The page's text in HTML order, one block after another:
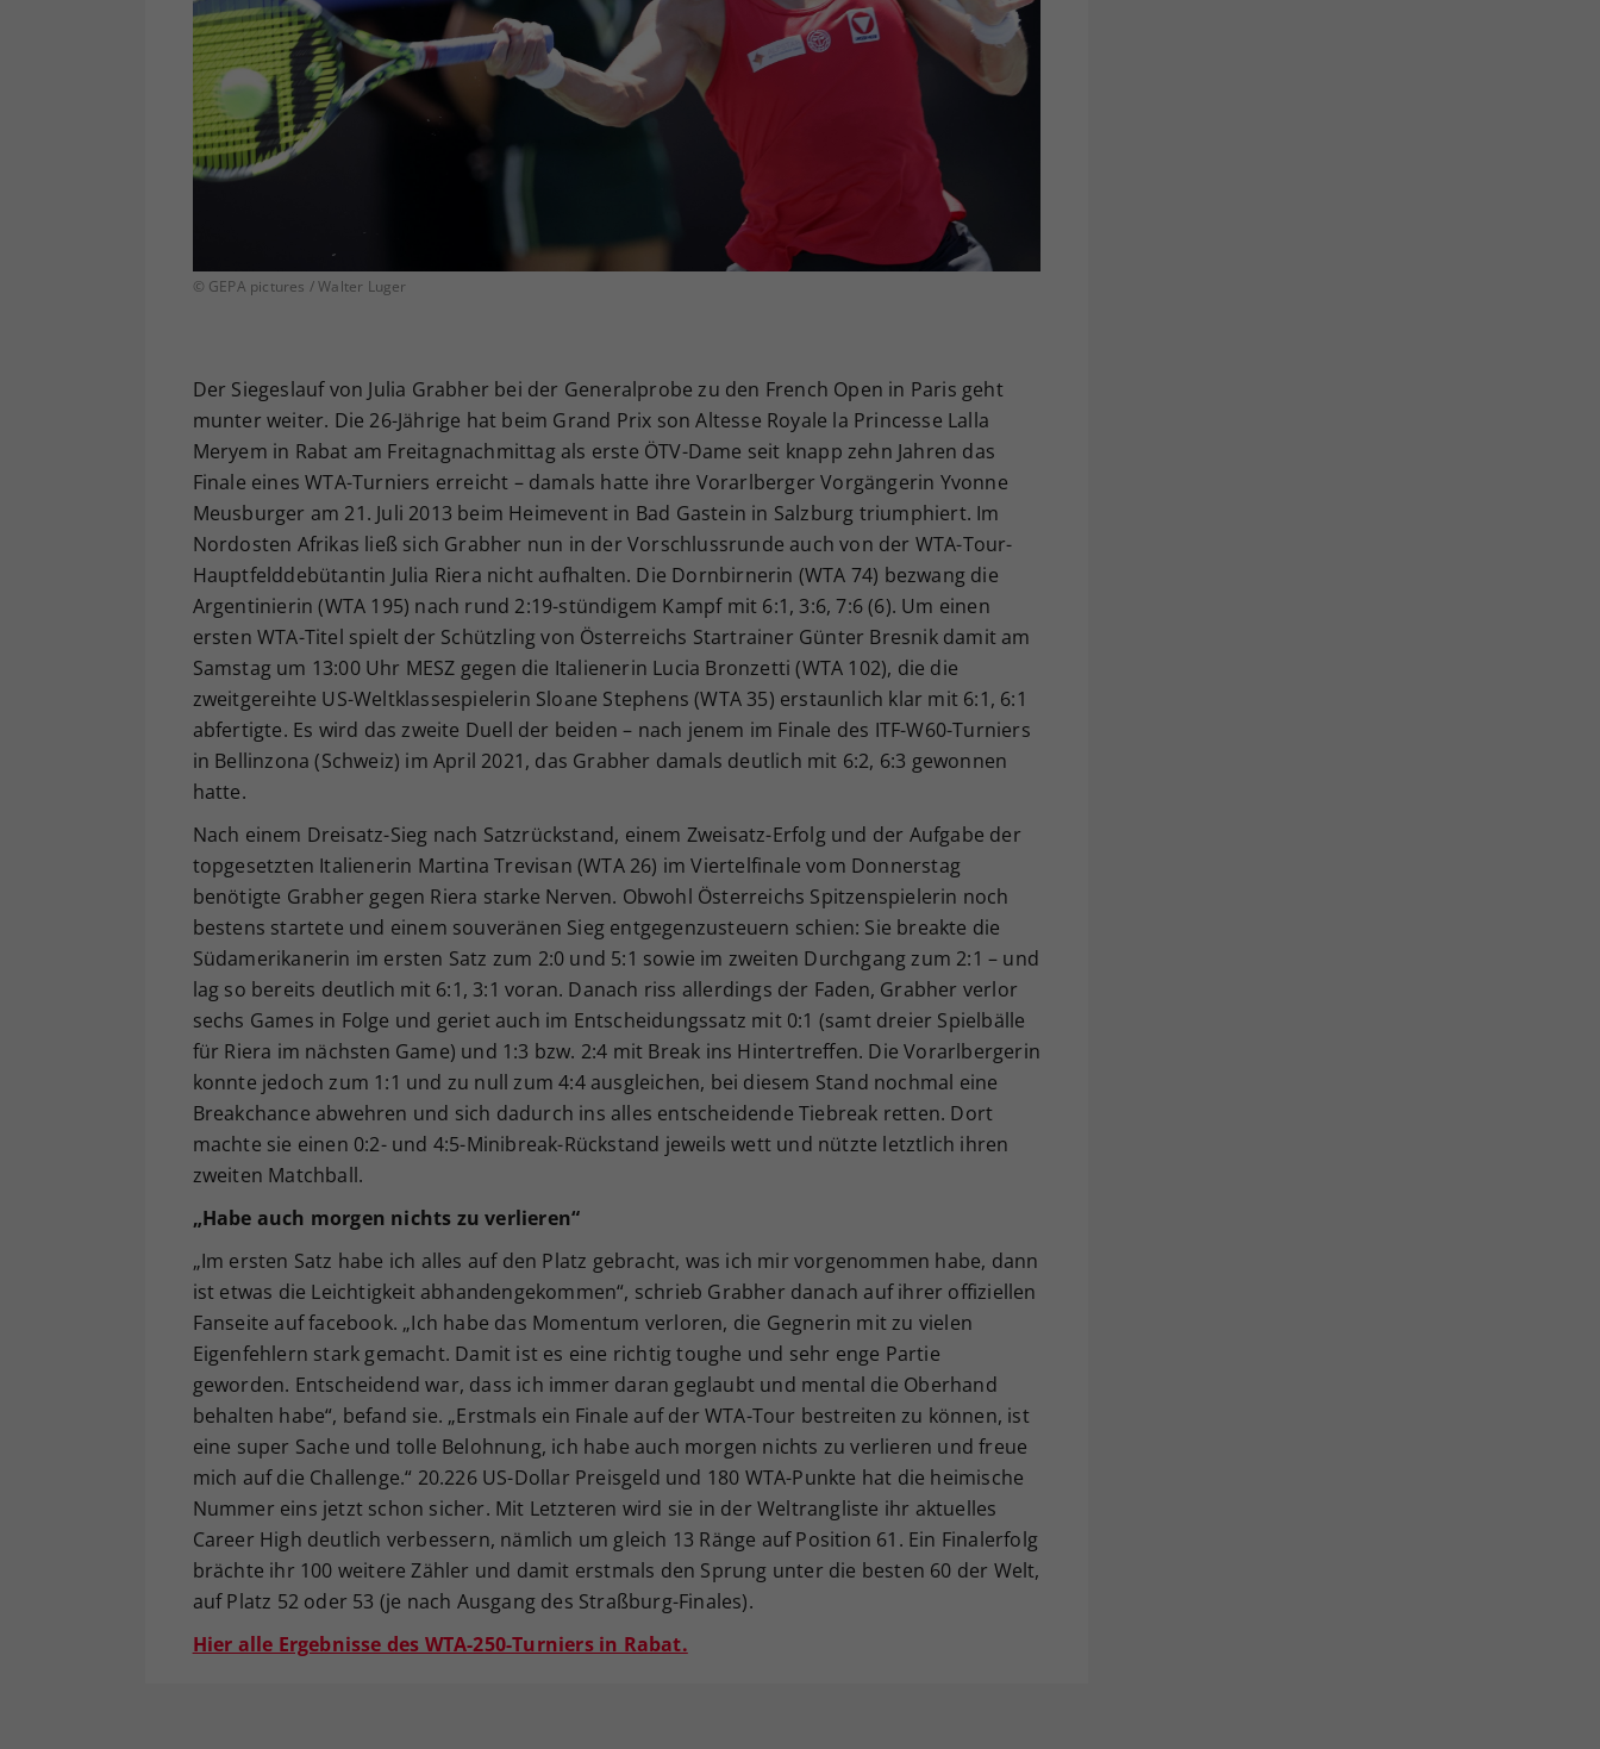
© GEPA pictures / Walter Luger
Der Siegeslauf von Julia Grabher bei der Generalprobe zu den French Open in Paris geht
munter weiter. Die 26-Jährige hat beim Grand Prix son Altesse Royale la Princesse Lalla
Meryem in Rabat am Freitagnachmittag als erste ÖTV-Dame seit knapp zehn Jahren das
Finale eines WTA-Turniers erreicht – damals hatte ihre Vorarlberger Vorgängerin Yvonne
Meusburger am 21. Juli 2013 beim Heimevent in Bad Gastein in Salzburg triumphiert. Im
Nordosten Afrikas ließ sich Grabher nun in der Vorschlussrunde auch von der WTA-Tour-
Hauptfelddebütantin Julia Riera nicht aufhalten. Die Dornbirnerin (WTA 74) bezwang die
Argentinierin (WTA 195) nach rund 2:19-stündigem Kampf mit 6:1, 3:6, 7:6 (6). Um einen
ersten WTA-Titel spielt der Schützling von Österreichs Startrainer Günter Bresnik damit am
Samstag um 13:00 Uhr MESZ gegen die Italienerin Lucia Bronzetti (WTA 102), die die
zweitgereihte US-Weltklassespielerin Sloane Stephens (WTA 35) erstaunlich klar mit 6:1, 6:1
abfertigte. Es wird das zweite Duell der beiden – nach jenem im Finale des ITF-W60-Turniers
in Bellinzona (Schweiz) im April 2021, das Grabher damals deutlich mit 6:2, 6:3 gewonnen
hatte.
Nach einem Dreisatz-Sieg nach Satzrückstand, einem Zweisatz-Erfolg und der Aufgabe der
topgesetzten Italienerin Martina Trevisan (WTA 26) im Viertelfinale vom Donnerstag
benötigte Grabher gegen Riera starke Nerven. Obwohl Österreichs Spitzenspielerin noch
bestens startete und einem souveränen Sieg entgegenzusteuern schien: Sie breakte die
Südamerikanerin im ersten Satz zum 2:0 und 5:1 sowie im zweiten Durchgang zum 2:1 – und
lag so bereits deutlich mit 6:1, 3:1 voran. Danach riss allerdings der Faden, Grabher verlor
sechs Games in Folge und geriet auch im Entscheidungssatz mit 0:1 (samt dreier Spielbälle
für Riera im nächsten Game) und 1:3 bzw. 2:4 mit Break ins Hintertreffen. Die Vorarlbergerin
konnte jedoch zum 1:1 und zu null zum 4:4 ausgleichen, bei diesem Stand nochmal eine
Breakchance abwehren und sich dadurch ins alles entscheidende Tiebreak retten. Dort
machte sie einen 0:2- und 4:5-Minibreak-Rückstand jeweils wett und nützte letztlich ihren
zweiten Matchball.
„Habe auch morgen nichts zu verlieren“
„Im ersten Satz habe ich alles auf den Platz gebracht, was ich mir vorgenommen habe, dann
ist etwas die Leichtigkeit abhandengekommen“, schrieb Grabher danach auf ihrer offiziellen
Fanseite auf facebook. „Ich habe das Momentum verloren, die Gegnerin mit zu vielen
Eigenfehlern stark gemacht. Damit ist es eine richtig toughe und sehr enge Partie
geworden. Entscheidend war, dass ich immer daran geglaubt und mental die Oberhand
behalten habe“, befand sie. „Erstmals ein Finale auf der WTA-Tour bestreiten zu können, ist
eine super Sache und tolle Belohnung, ich habe auch morgen nichts zu verlieren und freue
mich auf die Challenge.“ 20.226 US-Dollar Preisgeld und 180 WTA-Punkte hat die heimische
Nummer eins jetzt schon sicher. Mit Letzteren wird sie in der Weltrangliste ihr aktuelles
Career High deutlich verbessern, nämlich um gleich 13 Ränge auf Position 61. Ein Finalerfolg
brächte ihr 100 weitere Zähler und damit erstmals den Sprung unter die besten 60 der Welt,
auf Platz 52 oder 53 (je nach Ausgang des Straßburg-Finales).
Hier alle Ergebnisse des WTA-250-Turniers in Rabat.
Ihrer vorgenommen Einstellungen, falls der
Webseiten-Betreiber dies eingestellt hat.